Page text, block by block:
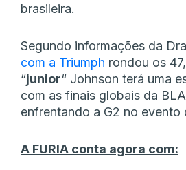
brasileira.
Segundo informações da
com a Triumph rondou os
“⁠junior⁠“ Johnson terá uma
com as finais globais da
enfrentando a G2 no evento
A FURIA conta agora com: